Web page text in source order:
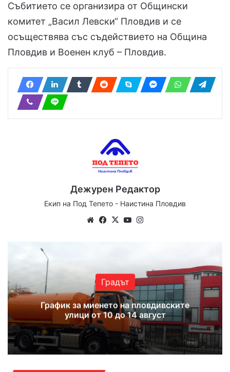
Събитието се организира от Общински
комитет „Васил Левски“ Пловдив и се
осъществява със съдействието на Община
Пловдив и Военен клуб – Пловдив.
Дежурен Редактор
Екип на Под Тепето - Наистина Пловдив
WebsiteFacebook
X YouTube
Градът
График за миенето на пловдивските
улици от 10 до 14 август